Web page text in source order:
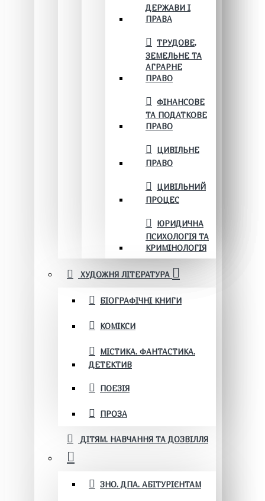
ДЕРЖАВИ І
ПРАВА
ТРУДОВЕ,
ЗЕМЕЛЬНЕ ТА
АГРАРНЕ
ПРАВО
ФІНАНСОВЕ
ТА ПОДАТКОВЕ
ПРАВО
ЦИВІЛЬНЕ
ПРАВО
ЦИВІЛЬНИЙ
ПРОЦЕС
ЮРИДИЧНА
ПСИХОЛОГІЯ ТА
КРИМІНОЛОГІЯ
ХУДОЖНЯ ЛІТЕРАТУРА
БІОГРАФІЧНІ КНИГИ
КОМІКСИ
МІСТИКА. ФАНТАСТИКА.
ДЕТЕКТИВ
ПОЕЗІЯ
ПРОЗА
ДІТЯМ. НАВЧАННЯ ТА ДОЗВІЛЛЯ
ЗНО. ДПА. АБІТУРІЄНТАМ